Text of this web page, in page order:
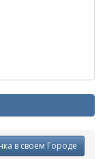
в своем Городе